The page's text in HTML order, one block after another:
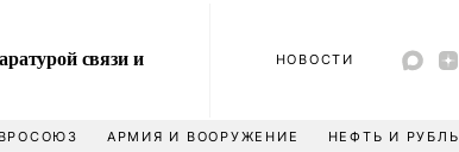
связи и
НОВОСТИ
АРМИЯ И ВООРУЖЕНИЕ НЕФТЬ И РУБЛЬ